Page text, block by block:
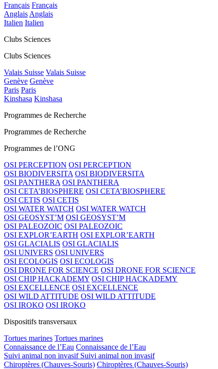
Français Français
Anglais Anglais
Italien Italien
Clubs Sciences
Clubs Sciences
Valais Suisse Valais Suisse
Genève Genève
Paris Paris
Kinshasa Kinshasa
Programmes de Recherche
Programmes de Recherche
Programmes de l’ONG
OSI PERCEPTION OSI PERCEPTION
OSI BIODIVERSITA OSI BIODIVERSITA
OSI PANTHERA OSI PANTHERA
OSI CETA’BIOSPHERE OSI CETA’BIOSPHERE
OSI CETIS OSI CETIS
OSI WATER WATCH OSI WATER WATCH
OSI GEOSYST’M OSI GEOSYST’M
OSI PALEOZOIC OSI PALEOZOIC
OSI EXPLOR’EARTH OSI EXPLOR’EARTH
OSI GLACIALIS OSI GLACIALIS
OSI UNIVERS OSI UNIVERS
OSI ECOLOGIS OSI ECOLOGIS
OSI DRONE FOR SCIENCE OSI DRONE FOR SCIENCE
OSI CHIP HACKADEMY OSI CHIP HACKADEMY
OSI EXCELLENCE OSI EXCELLENCE
OSI WILD ATTITUDE OSI WILD ATTITUDE
OSI IROKO OSI IROKO
Dispositifs transversaux
Tortues marines Tortues marines
Connaissance de l’Eau Connaissance de l’Eau
Suivi animal non invasif Suivi animal non invasif
Chiroptères (Chauves-Souris) Chiroptères (Chauves-Souris)